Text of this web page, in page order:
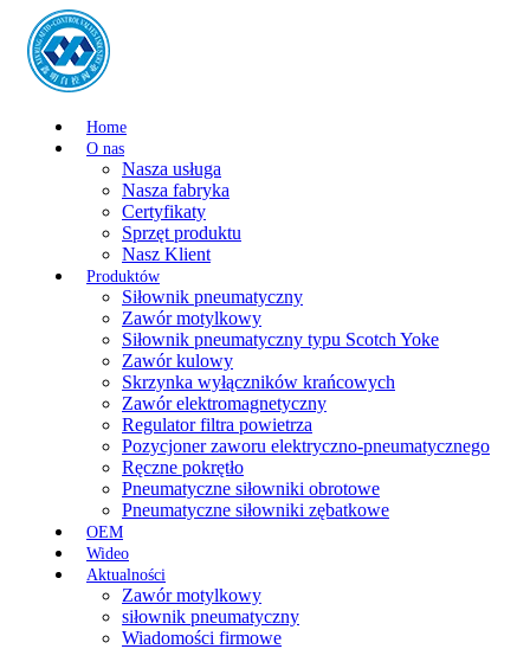
Home
O nas
Nasza usługa
Nasza fabryka
Certyfikaty
Sprzęt produktu
Nasz Klient
Produktów
Siłownik pneumatyczny
Zawór motylkowy
Siłownik pneumatyczny typu Scotch Yoke
Zawór kulowy
Skrzynka wyłączników krańcowych
Zawór elektromagnetyczny
Regulator filtra powietrza
Pozycjoner zaworu elektryczno-pneumatycznego
Ręczne pokrętło
Pneumatyczne siłowniki obrotowe
Pneumatyczne siłowniki zębatkowe
OEM
Wideo
Aktualności
Zawór motylkowy
siłownik pneumatyczny
Wiadomości firmowe